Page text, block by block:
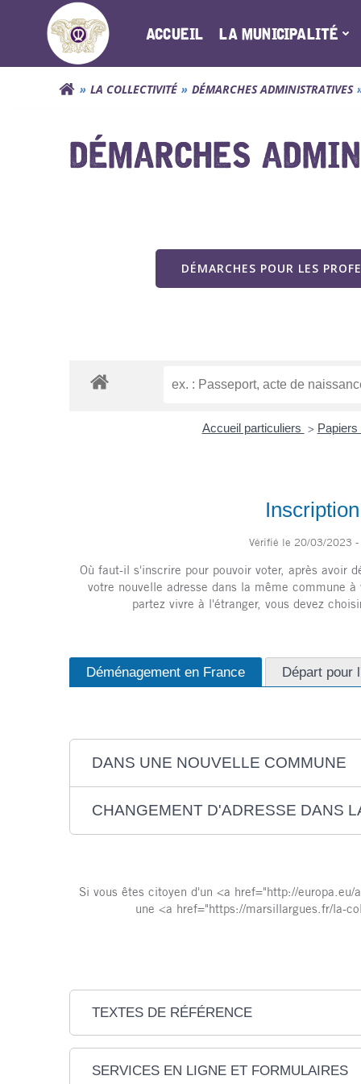
contenu
ACCUEIL LA MUNICIPALITÉ
LA COLLECTIVITÉ DÉMARCHES ADMINISTRATIVES
DÉMARCHES
DÉMARCHES POUR LES
Accueil particuliers >
Vérifié le 20/03/2023 -
Où faut-il s'inscrire pour pouvoir voter, après avoir
votre nouvelle adresse dans la même commune
partez vivre à l'étranger, vous devez
Déménagement en France Départ pour
DANS UNE NOUVELLE COMMUNE
CHANGEMENT D'ADRESSE DANS
Si vous êtes citoyen d'un <a href="http://
une <a href="https://marsillargues.fr/la-
TEXTES DE RÉFÉRENCE
SERVICES EN LIGNE ET FORMULAIRES